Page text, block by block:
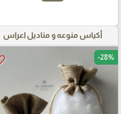
أكياس منوعه و مناديل اعراس
-28%